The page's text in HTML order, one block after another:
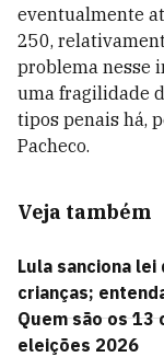
eventualmente
250,
problema nesse
uma fragilidade
tipos penais há,
Pacheco.
Veja também
Lula sanciona
crianças;
Quem são os 13
eleições 2026